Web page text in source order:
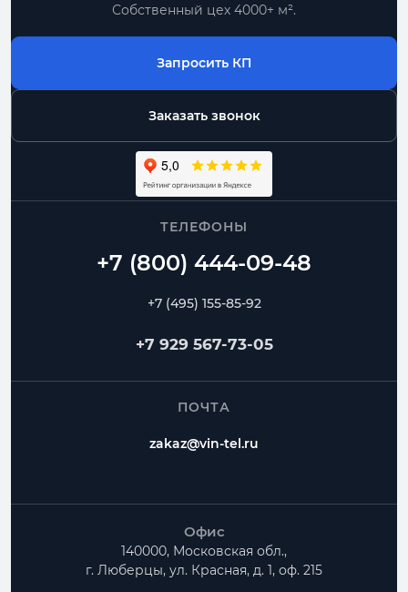
Собственный цех 4000+ м².
Запросить КП
Заказать звонок
ТЕЛЕФОНЫ
+7 (495) 155-85-92
+7 929 567-73-05
ПОЧТА
zakaz@vin-tel.ru
Офис
140000, Московская обл.,
г. Люберцы, ул. Красная, д. 1, оф. 215